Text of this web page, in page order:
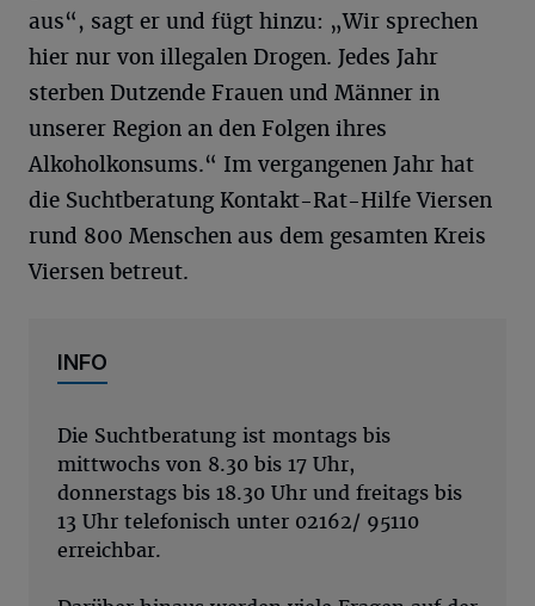
aus“, sagt er und fügt hinzu: „Wir sprechen
hier nur von illegalen Drogen. Jedes Jahr
sterben Dutzende Frauen und Männer in
unserer Region an den Folgen ihres
Alkoholkonsums.“ Im vergangenen Jahr hat
die Suchtberatung Kontakt-Rat-Hilfe Viersen
rund 800 Menschen aus dem gesamten Kreis
Viersen betreut.
INFO
Die Suchtberatung ist montags bis
mittwochs von 8.30 bis 17 Uhr,
donnerstags bis 18.30 Uhr und freitags bis
13 Uhr telefonisch unter 02162/ 95110
erreichbar.